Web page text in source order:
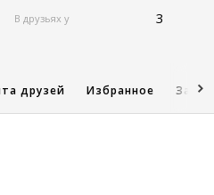
В друзьях у 3
друзей Избранное